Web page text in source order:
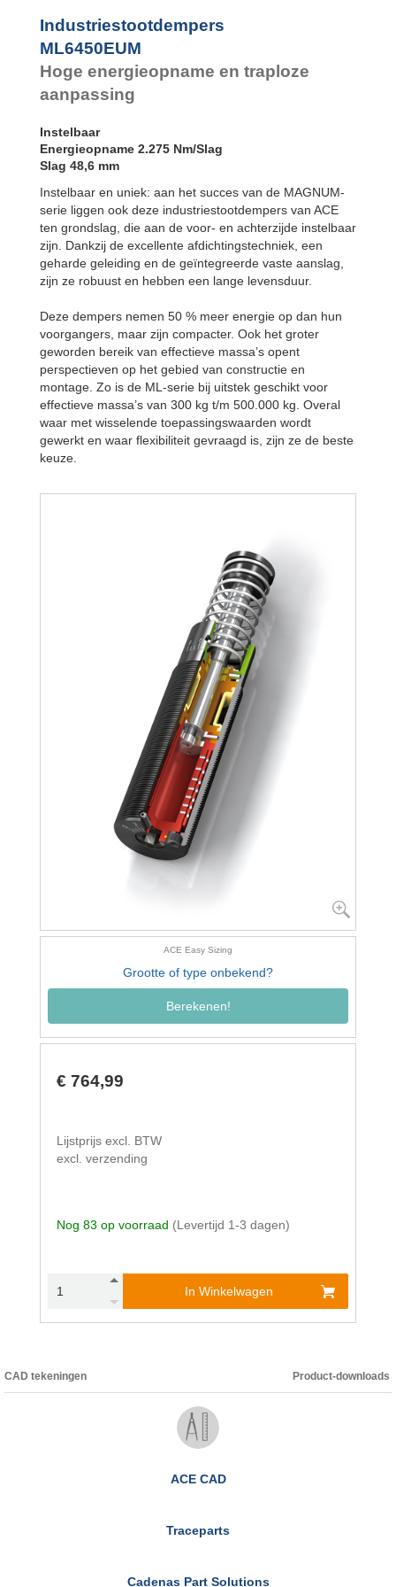
Industriestootdempers
ML6450EUM
Hoge energieopname en traploze
aanpassing
Instelbaar
Energieopname 2.275 Nm/Slag
Slag 48,6 mm
Instelbaar en uniek: aan het succes van de MAGNUM-
serie liggen ook deze industriestootdempers van ACE
ten grondslag, die aan de voor- en achterzijde instelbaar
zijn. Dankzij de excellente afdichtingstechniek, een
geharde geleiding en de geïntegreerde vaste aanslag,
zijn ze robuust en hebben een lange levensduur.
Deze dempers nemen 50 % meer energie op dan hun
voorgangers, maar zijn compacter. Ook het groter
geworden bereik van effectieve massa’s opent
perspectieven op het gebied van constructie en
montage. Zo is de ML-serie bij uitstek geschikt voor
effectieve massa’s van 300 kg t/m 500.000 kg. Overal
waar met wisselende toepassingswaarden wordt
gewerkt en waar flexibiliteit gevraagd is, zijn ze de beste
keuze.
ACE Easy Sizing
Grootte of type onbekend?
Berekenen!
€ 764,99
Lijstprijs excl. BTW
excl. verzending
Nog 83 op voorraad (Levertijd 1-3 dagen)
In Winkelwagen
CAD tekeningen Product-downloads
ACE CAD
Traceparts
Cadenas Part Solutions